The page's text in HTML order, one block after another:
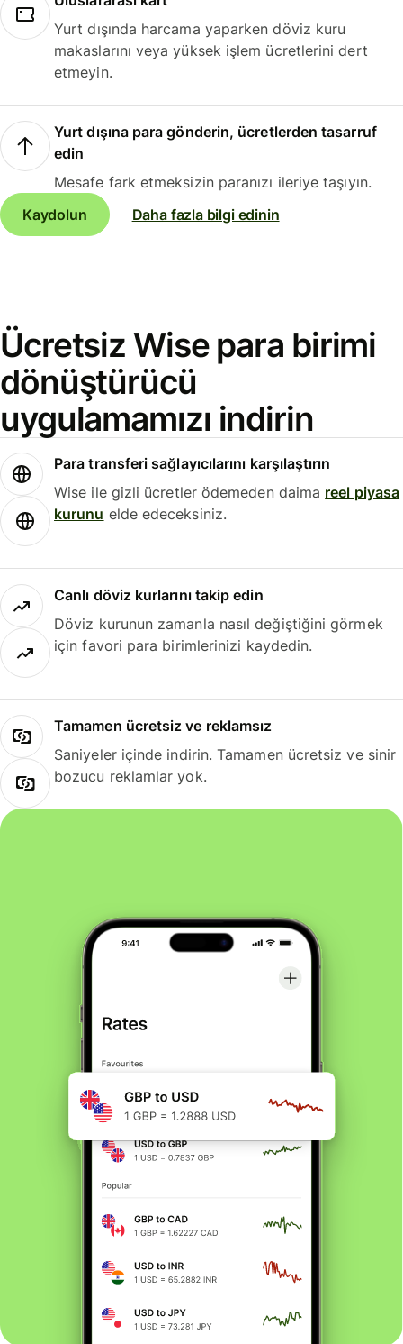
Yurt dışında harcama yaparken döviz kuru
makaslarını veya yüksek işlem ücretlerini dert
etmeyin.
Yurt dışına para gönderin, ücretlerden tasarruf
edin
Mesafe fark etmeksizin paranızı ileriye taşıyın.
Kaydolun
Daha fazla bilgi edinin
Ücretsiz Wise para birimi
dönüştürücü
uygulamamızı indirin
Para transferi sağlayıcılarını karşılaştırın
Wise ile gizli ücretler ödemeden daima reel piyasa
kurunu elde edeceksiniz.
Canlı döviz kurlarını takip edin
Döviz kurunun zamanla nasıl değiştiğini görmek
için favori para birimlerinizi kaydedin.
Tamamen ücretsiz ve reklamsız
Saniyeler içinde indirin. Tamamen ücretsiz ve sinir
bozucu reklamlar yok.